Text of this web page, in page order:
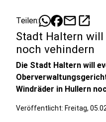
Teilen: mailopen_in_new
Stadt Haltern
noch vehindern
Die Stadt Haltern will
Windräder in Hullern
Veröffentlicht: Freitag,